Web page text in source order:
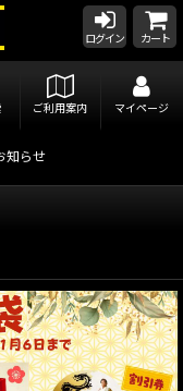
ログイン カート
ご利用案内 マイページ
知らせ